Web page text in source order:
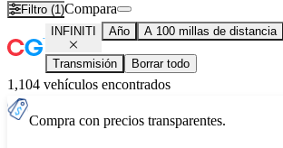
Filtro (1)Compara
INFINITI Año A 100 millas de distancia
Transmisión Borrar todo
1,104 vehículos encontrados
Compra con precios transparentes.